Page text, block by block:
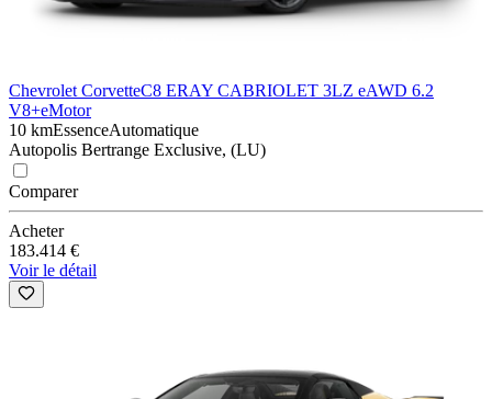
Chevrolet CorvetteC8 ERAY CABRIOLET 3LZ eAWD 6.2
V8+eMotor
10 kmEssenceAutomatique
Autopolis Bertrange Exclusive, (LU)
Comparer
Acheter
183.414 €
Voir le détail